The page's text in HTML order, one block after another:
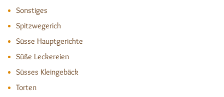
Sonstiges
Spitzwegerich
Süsse Hauptgerichte
Süße Leckereien
Süsses Kleingebäck
Torten